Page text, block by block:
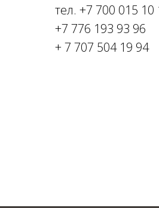
тел. +7 700 015 10
+7 776 193 93 96
+ 7 707 504 19 94